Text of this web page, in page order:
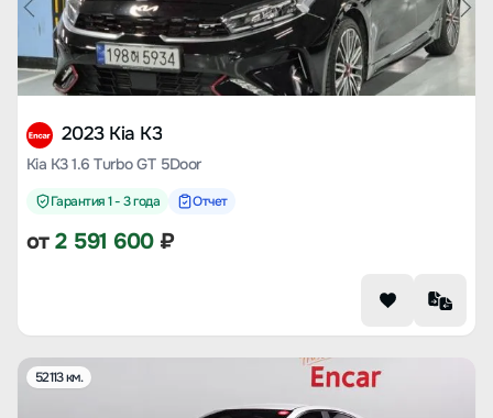
2023 Kia K3
Kia K3 1.6 Turbo GT 5Door
Гарантия 1 - 3 года Отчет
от2 591 600₽
52113 км.